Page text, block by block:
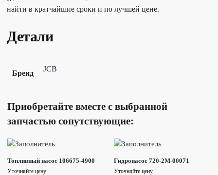
найти в кратчайшие сроки и по лучшей цене.
Детали
Бренд
JCB
Приобретайте вместе с выбранной
запчастью сопутствующие:
Топливный насос 106675-4900
Уточняйте цену
Гидронасос 720-2M-00071
Уточняйте цену